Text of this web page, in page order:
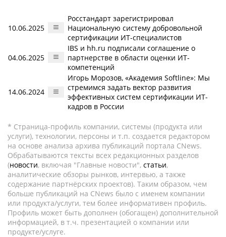
10.06.2025
Росстандарт зарегистрировал
Национальную систему добровольной
сертификации ИТ-специалистов
04.06.2025
IBS и hh.ru подписали соглашение о
партнерстве в области оценки ИТ-
компетенций
14.06.2024
Игорь Морозов, «Академия Softline»: Мы
стремимся задать вектор развития
эффективных систем сертификации ИТ-
кадров в России
* Страница-профиль компании, системы (продукта или
услуги), технологии, персоны и т.п. создается редактором
на основе анализа архива публикаций портала CNews.
Обрабатываются тексты всех редакционных разделов
(новости, включая "Главные новости", статьи,
аналитические обзоры рынков, интервью, а также
содержание партнёрских проектов). Таким образом, чем
больше публикаций на CNews было с именем компании
или продукта/услуги, тем более информативен профиль.
Профиль может быть дополнен (обогащен) дополнительной
информацией, в т.ч. презентацией о компании или
продукте/услуге.